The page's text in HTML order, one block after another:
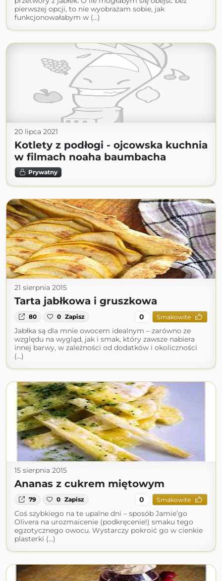
pierwszej opcji, to nie wyobrażam sobie, jak
funkcjonowałabym w (...)
20 lipca 2021
Kotlety z podłogi - ojcowska kuchnia
w filmach noaha baumbacha
Prywatny
21 sierpnia 2015
Tarta jabłkowa i gruszkowa
80 0 Zapisz 0 Smakowite
Jabłka są dla mnie owocem idealnym – zarówno ze
względu na wygląd, jak i smak, który zawsze nabiera
innej barwy, w zależności od dodatków i okoliczności
(...)
15 sierpnia 2015
Ananas z cukrem miętowym
79 0 Zapisz 0 Smakowite
Coś szybkiego na te upalne dni – sposób Jamie’go
Olivera na urozmaicenie (podkręcenie!) smaku tego
egzotycznego owocu. Wystarczy pokroić go w cienkie
plasterki (...)